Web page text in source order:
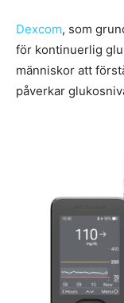
Dexcom, som
för kontinuerlig
människor att
påverkar